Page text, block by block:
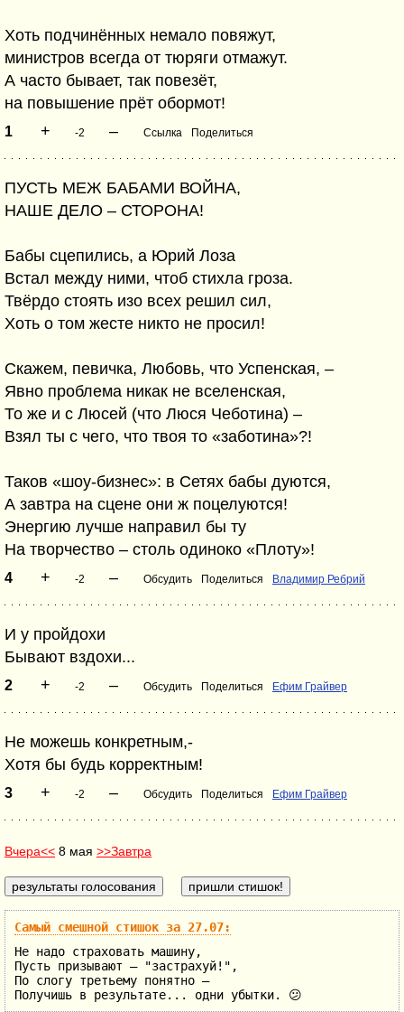
Хоть подчинённых немало повяжут,
министров всегда от тюряги отмажут.
А часто бывает, так повезёт,
на повышение прёт обормот!
1 + -2 – Ссылка Поделиться
ПУСТЬ МЕЖ БАБАМИ ВОЙНА,
НАШЕ ДЕЛО – СТОРОНА!
Бабы сцепились, а Юрий Лоза
Встал между ними, чтоб стихла гроза.
Твёрдо стоять изо всех решил сил,
Хоть о том жесте никто не просил!
Скажем, певичка, Любовь, что Успенская, –
Явно проблема никак не вселенская,
То же и с Люсей (что Люся Чеботина) –
Взял ты с чего, что твоя то «заботина»?!
Таков «шоу-бизнес»: в Сетях бабы дуются,
А завтра на сцене они ж поцелуются!
Энергию лучше направил бы ту
На творчество – столь одиноко «Плоту»!
4 + -2 – Обсудить Поделиться Владимир Ребрий
И у пройдохи
Бывают вздохи...
2 + -2 – Обсудить Поделиться Ефим Грайвер
Не можешь конкретным,-
Хотя бы будь корректным!
3 + -2 – Обсудить Поделиться Ефим Грайвер
Вчера<< 8 мая >>Завтра
Самый смешной стишок за 27.07:
Не надо страховать машину,
Пусть призывают – "застрахуй!",
По слогу третьему понятно –
Получишь в результате... одни убытки. 😕